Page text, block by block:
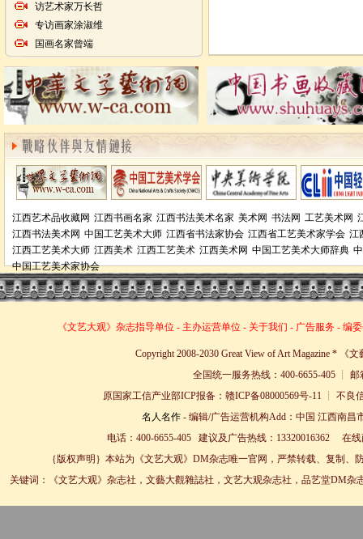
访艺术家万长哲
专访画家涂淑维
国画名家曾端
江西艺术品收藏网 江西书画名家 江西书法美术名家 美术网 书法网 工艺美术网
江西书法美术网 中国工艺美术大师 江西省书法家协会 江西省工艺美术家学会 江
江西工艺美术大师 江西美术 江西工艺美术 江西美术网 中国工艺美术大师辞典
中国工艺美术家协会
《文艺大观》杂志指导单位 - 主办运营单位 - 关于我们 - 广告服务 - 编
Copyright 2008-2030 Great View of Art Magazine * 《
全国统一服务热线：400-6655-405 ┊ 邮
原国家工信产业部ICP报备：赣ICP备08000569号-11 ┊ 不
名人名作- 编辑/广告运营机构Add：中国 江西南昌
电话：400-6655-405 建议及广告热线：13320016362 在
｛版权声明｝本站为《文艺大观》DM杂志唯一官网，严禁转载、复制
关键词：《文艺大观》杂志社，文藝大觀雜誌社，文艺大观杂志社，品艺堂DM